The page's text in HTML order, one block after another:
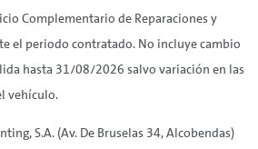
Complementario de Reparaciones y
el periodo contratado. No incluye cambio
hasta 31/08/2026 salvo variación en las
vehículo.
, S.A. (Av. De Bruselas 34, Alcobendas)